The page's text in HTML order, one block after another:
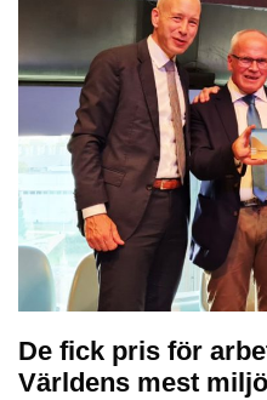
De fick pris för
Världens mest